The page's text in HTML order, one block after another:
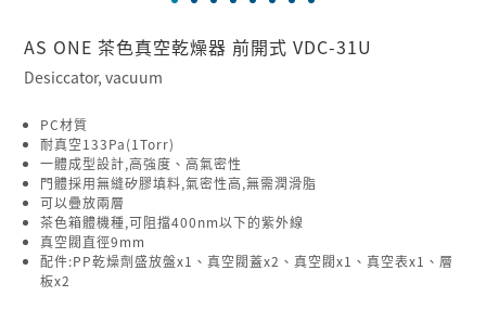
AS ONE 茶色真空乾燥器 前開式 VDC-31U
Desiccator, vacuum
PC材質
耐真空133Pa(1Torr)
一體成型設計,高強度、高氣密性
門體採用無縫矽膠填料,氣密性高,無需潤滑脂
可以疊放兩層
茶色箱體機種,可阻擋400nm以下的紫外線
真空閥直徑9mm
配件:PP乾燥劑盛放盤x1、真空閥蓋x2、真空閥x1、真空表x1、層
板x2